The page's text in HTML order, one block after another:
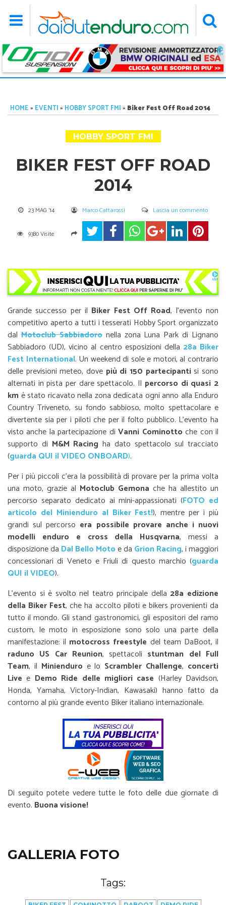
HOME» EVENTI» HOBBY SPORT FMI» Biker Fest Off Road 2014
HOBBY SPORT FMI
BIKER FEST OFF ROAD
2014
23 MAG '14 Marco Cattarossi Lascia un commento
9380 Visite
Grande successo per il Biker Fest Off Road, l’evento non
competitivo aperto a tutti i tesserati Hobby Sport organizzato
dal Motoclub Sabbiadoronella zona Luna Park di Lignano
Sabbiadoro (UD), vicino al centro esposizioni della 28a Biker
Fest International. Un weekend di sole e motori, al contrario
delle previsioni meteo, dove più di 150 partecipantisi sono
alternati in pista per dare spettacolo. Il percorso di quasi 2
kmè stato ricavato nella zona dedicata ogni anno alla Enduro
Country Triveneto, su fondo sabbioso, molto spettacolare e
divertente sia per i piloti che per il folto pubblico. L’evento ha
visto anche la partecipazione diVanni Cominotto che con il
supporto di M&M Racing ha dato spettacolo sul tracciato
(guarda QUI il VIDEO ONBOARD).
Per i più piccoli c’era la possibilità di provare per la prima volta
una moto, grazie al Motoclub Gemona che ha allestito un
percorso separato dedicato ai mini-appassionati (FOTO ed
articolo del Minienduro al Biker Fest!), mentre per i più
grandi sul percorso era possibile provare anche i nuovi
modelli enduro e cross della Husqvarna, messi a
disposizione da Dal Bello Motoe da Grion Racing, i maggiori
concessionari di Veneto e Friuli di questo marchio (guarda
QUI il VIDEO).
L’evento si è svolto nel teatro principale della 28a edizione
della Biker Fest, che ha accolto piloti e bikers provenienti da
tutto il mondo. Gli stand gastronomici, gli espositori del ramo
custom, le moto in esposizione sono solo una parte della
manifestazione: il motocross freestyle del team DaBoot, il
raduno US Car Reunion, spettacoli stuntman del Full
Team, il Minienduro e lo Scrambler Challenge, concerti
Live e Demo Ride delle migliori case (Harley Davidson,
Honda, Yamaha, Victory-Indian, Kawasaki) hanno fatto da
contorno al più grande evento Biker italiano internazionale.
Di seguito potete vedere tutte le foto delle due giornate di
evento. Buona visione!
GALLERIA FOTO
Tags: